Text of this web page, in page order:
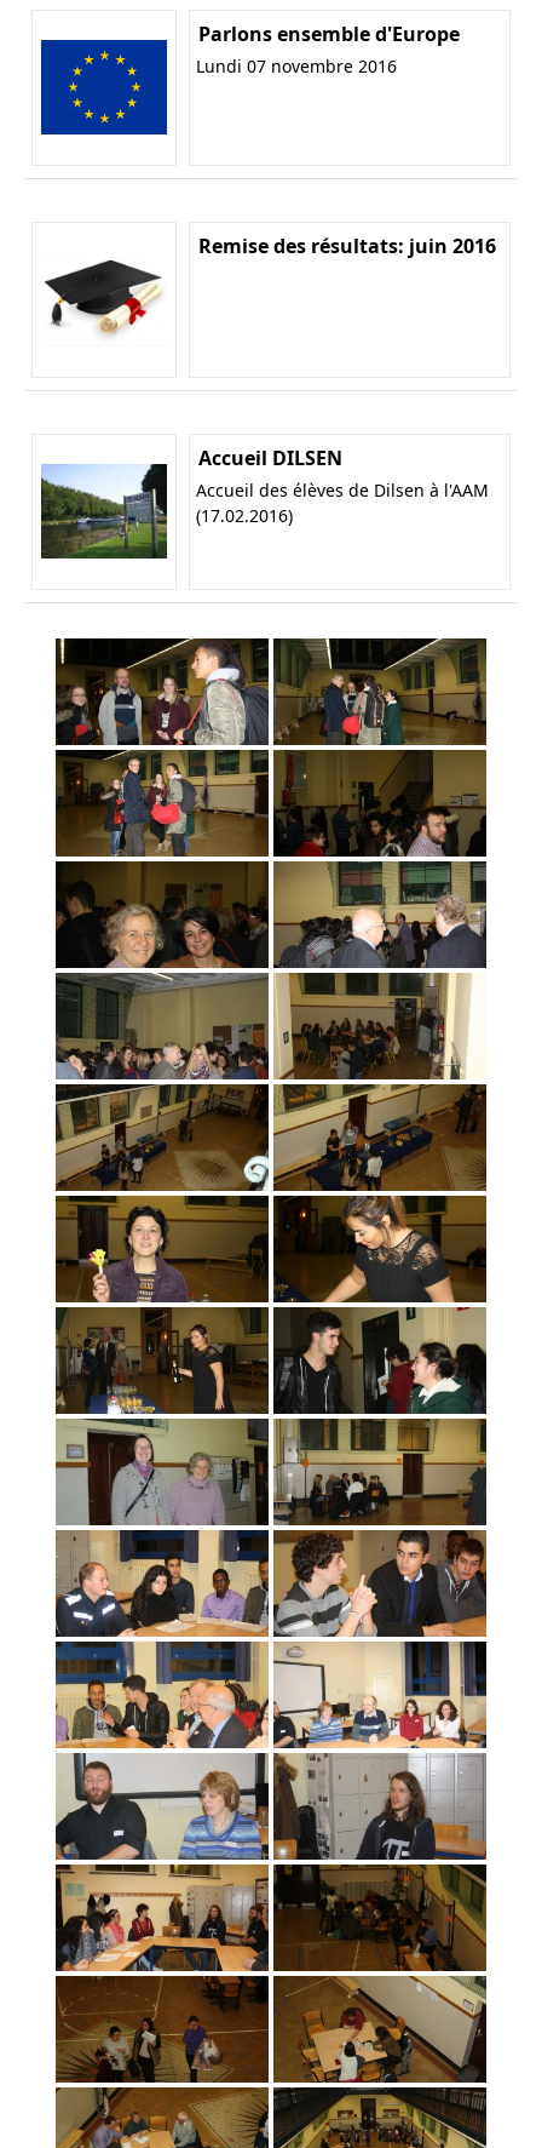
Parlons ensemble d'Europe
Lundi 07 novembre 2016
Remise des résultats: juin 2016
Accueil DILSEN
Accueil des élèves de Dilsen à l'AAM
(17.02.2016)